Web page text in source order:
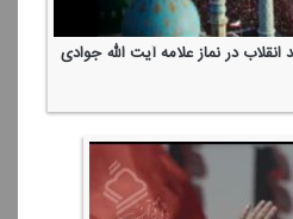
در نماز علامه آیت الله جوادی